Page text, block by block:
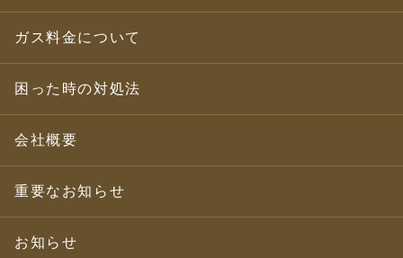
ガス料金について
困った時の対処法
会社概要
重要なお知らせ
お知らせ